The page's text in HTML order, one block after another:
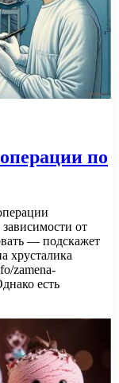
по
от
— подскажет
хрусталика
zamena-
есть